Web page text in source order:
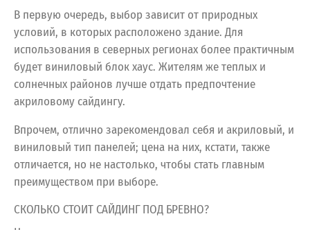
В первую очередь, выбор зависит от природных
условий, в которых расположено здание. Для
использования в северных регионах более практичным
будет виниловый блок хаус. Жителям же теплых и
солнечных районов лучше отдать предпочтение
акриловому сайдингу.
Впрочем, отлично зарекомендовал себя и акриловый, и
виниловый тип панелей; цена на них, кстати, также
отличается, но не настолько, чтобы стать главным
преимуществом при выборе.
СКОЛЬКО СТОИТ САЙДИНГ ПОД БРЕВНО?